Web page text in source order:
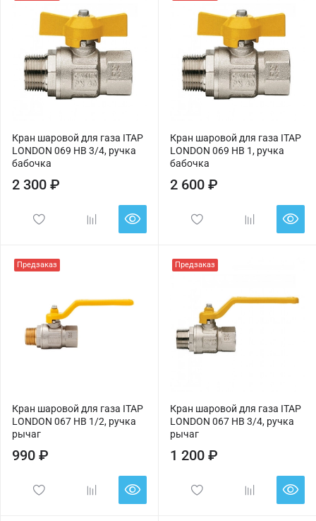
Кран шаровой для газа ITAP
LONDON 069 НВ 3/4, ручка
бабочка
2 300 ₽
Кран шаровой для газа ITAP
LONDON 069 НВ 1, ручка
бабочка
2 600 ₽
Предзаказ
Кран шаровой для газа ITAP
LONDON 067 НВ 1/2, ручка
рычаг
990 ₽
Предзаказ
Кран шаровой для газа ITAP
LONDON 067 НВ 3/4, ручка
рычаг
1 200 ₽